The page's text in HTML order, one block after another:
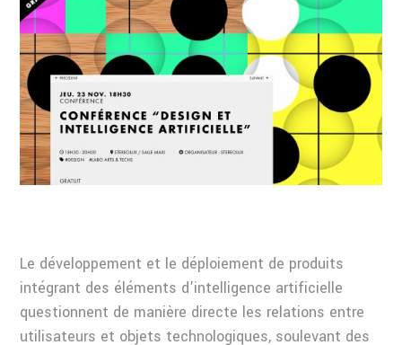
Le développement et le déploiement de produits
intégrant des éléments d’intelligence artificielle
questionnent de manière directe les relations entre
utilisateurs et objets technologiques, soulevant des